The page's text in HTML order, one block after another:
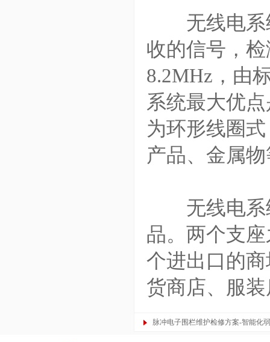
无线电系统
收的信号，
8.2MHz，由
系统最大优
为环形线圈
产品、金属
无线电系统
品。两个支
个进出口的
货商店、服
脉冲电子围栏维护检修方案-智能化